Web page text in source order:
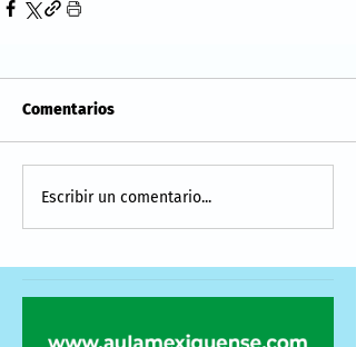
Comentarios
Escribir un comentario...